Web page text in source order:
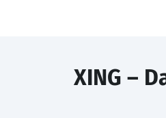
XING –